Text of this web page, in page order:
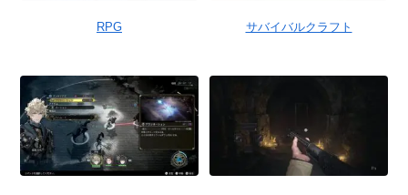
RPG サバイバルクラフト